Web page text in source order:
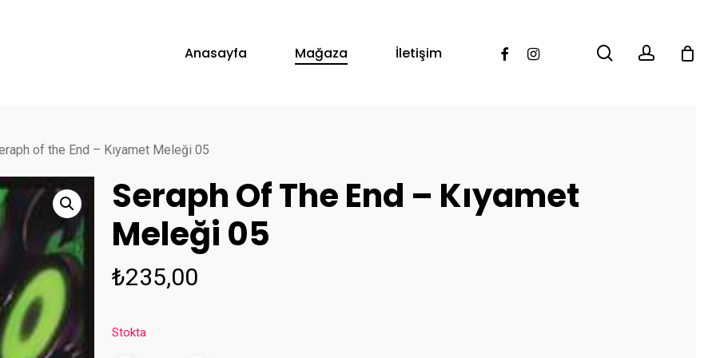
Anasayfa Mağaza İletişim FacebookInstagram searchaccount
of the End – Kıyamet Meleği 05
Seraph Of The End – Kıyamet
Meleği 05
₺235,00
Stokta